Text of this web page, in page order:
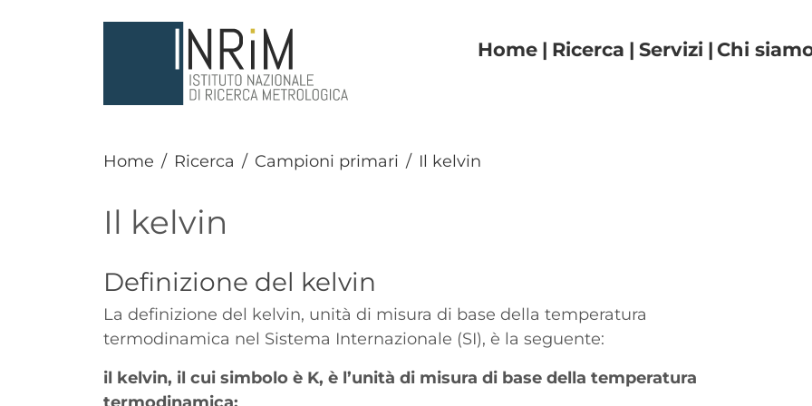
Navigazione principale
Home Ricerca Servizi Chi
Home Ricerca Campioni primari Il kelvin
Il kelvin
Paragrafo
Titolo
Definizione del kelvin
La definizione del kelvin, unità di misura di base della temperatura
termodinamica nel Sistema Internazionale (SI), è la seguente:
il kelvin, il cui simbolo è K, è l’unità di misura di base della temperatura